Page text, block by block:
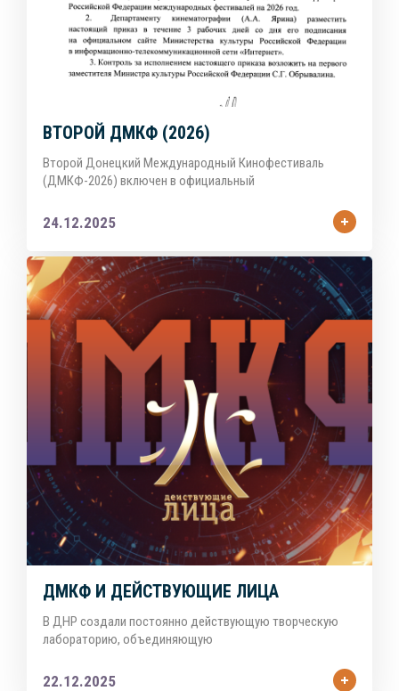
ВТОРОЙ ДМКФ (2026)
Второй Донецкий Международный Кинофестиваль
(ДМКФ-2026) включен в официальный
24.12.2025
ДМКФ И ДЕЙСТВУЮЩИЕ ЛИЦА
В ДНР создали постоянно действующую творческую
лабораторию, объединяющую
22.12.2025